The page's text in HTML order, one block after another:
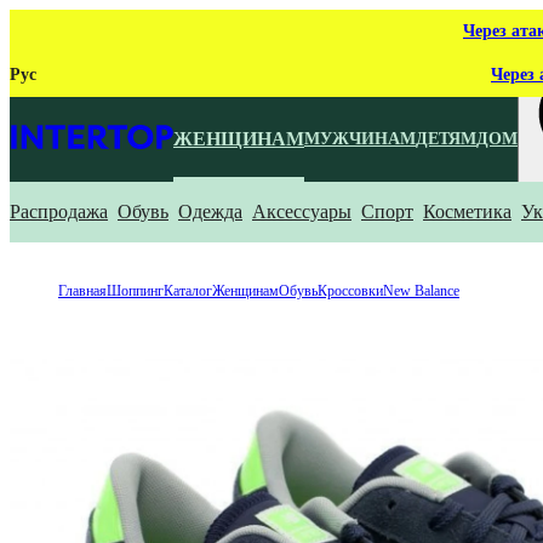
Через
Рус Через
ЖЕНЩИНАММУЖЧИНАМДЕТЯМДОМ
Распродажа Обувь Одежда Аксессуары Спорт Косметика
ГлавнаяШоппингКаталогЖенщинамОбувьКроссовкиNew Balance